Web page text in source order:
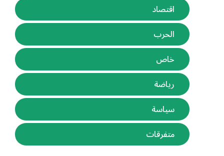
اقتصاد
الحرب
خاص
رياضة
سياسة
متفرقات